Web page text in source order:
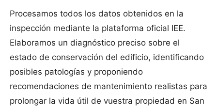
Procesamos todos los datos obtenidos en la
inspección mediante la plataforma oficial IEE.
Elaboramos un diagnóstico preciso sobre el
estado de conservación del edificio, identificando
posibles patologías y proponiendo
recomendaciones de mantenimiento realistas para
prolongar la vida útil de vuestra propiedad en San